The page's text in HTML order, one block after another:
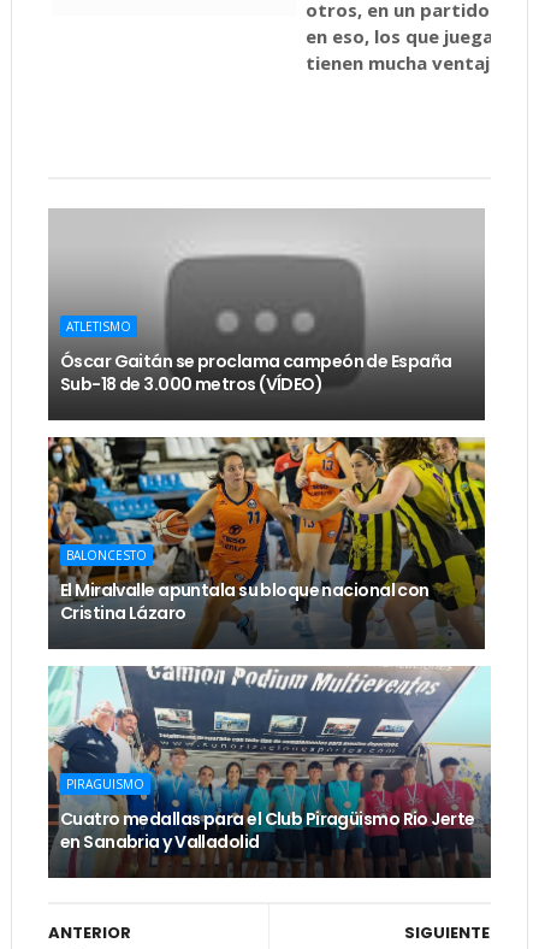
otros, en un partido que
en eso, los que juegan
tienen mucha ventaja.
ATLETISMO
Óscar Gaitán se proclama campeón de España
Sub-18 de 3.000 metros (VÍDEO)
BALONCESTO
El Miralvalle apuntala su bloque nacional con
Cristina Lázaro
PIRAGUISMO
Cuatro medallas para el Club Piragüismo Rio Jerte
en Sanabria y Valladolid
SIGUIENTE
ANTERIOR